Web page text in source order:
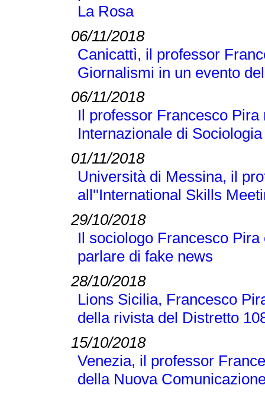
La Rosa
06/11/2018
Canicattì, il professor
Giornalismi in un evento
06/11/2018
Il professor Francesco
Internazionale di
01/11/2018
Università di Messina, il
all''International Skills
29/10/2018
Il sociologo Francesco
parlare di fake news
28/10/2018
Lions Sicilia, Francesco
della rivista del Distretto
15/10/2018
Venezia, il professor
della Nuova